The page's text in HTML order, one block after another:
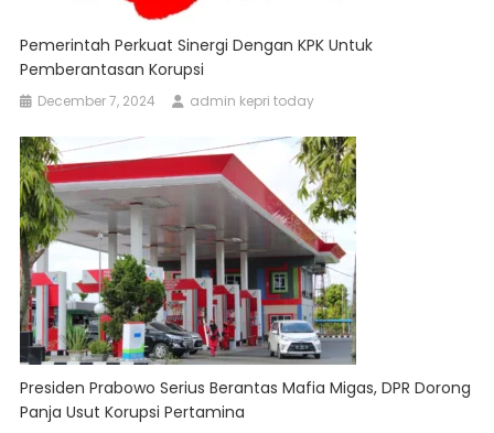
Pemerintah Perkuat Sinergi Dengan KPK Untuk
Pemberantasan Korupsi
December 7, 2024 admin kepri today
Presiden Prabowo Serius Berantas Mafia Migas, DPR Dorong
Panja Usut Korupsi Pertamina